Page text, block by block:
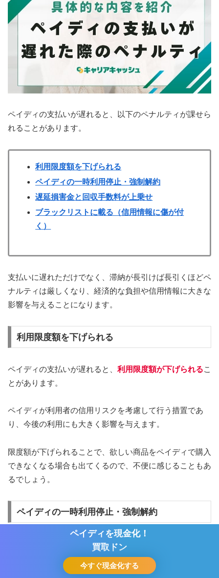
ペイディの支払いが遅れると、以下のペナルティが課せら
れることがあります。
利用限度額を下げられる
ペイディの一時利用停止・強制解約
遅延損害金と回収手数料が上乗せ
ブラックリストに載る（信用情報に傷が付
く）
支払いに遅れただけでなく、滞納が長引けば長引くほどペ
ナルティは厳しくなり、経済的な負担や信用情報に大きな
影響を与えることになります。
利用限度額を下げられる
ペイディの支払いが遅れると、 利用限度額が下げられるこ
とがあります。
ペイディが利用者の信用リスクを考慮して行う措置であ
り、今後の利用にも大きく影響を与えます。
限度額が下げられることで、欲しい商品をペイディで購入
できなくなる場合も出てくるので、不便に感じることもあ
るでしょう。
ペイディの一時利用停止・強制解約
ペイディを現金化！
買取ドン
今すぐ現金化する
シェア トップ